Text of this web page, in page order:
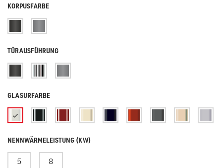
KORPUSFARBE
TÜRAUSFÜHRUNG
GLASURFARBE
NENNWÄRMELEISTUNG (KW)
5 8